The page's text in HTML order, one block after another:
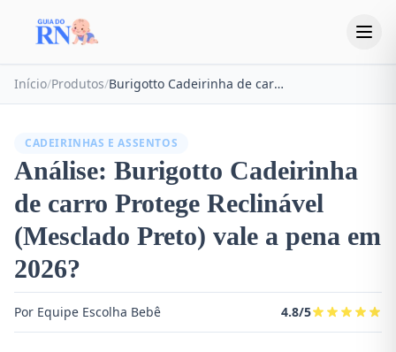
Início/Produtos/ Burigotto Cadeirinha de carro Protege Reclinável (Mesclado Preto)
CADEIRINHAS E ASSENTOS
Análise: Burigotto Cadeirinha
de carro Protege Reclinável
(Mesclado Preto) vale a pena em
2026?
Por Equipe Escolha Bebê 4.8/5